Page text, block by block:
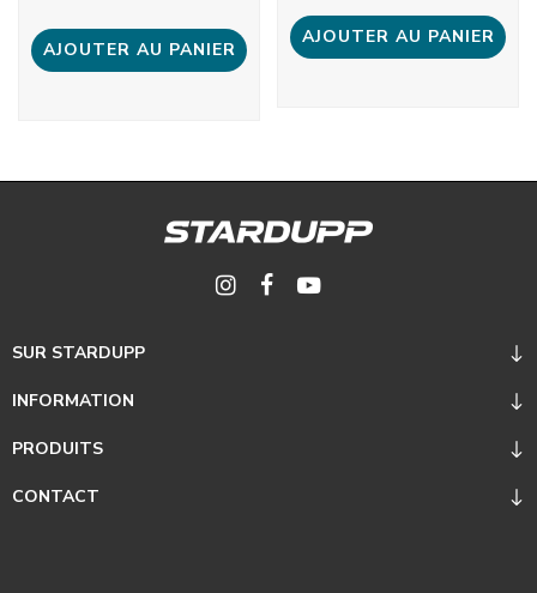
AJOUTER AU PANIER
AJOUTER AU PANIER
SUR STARDUPP
INFORMATION
PRODUITS
CONTACT